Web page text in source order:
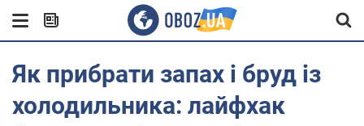
Як прибрати запах і бруд із
холодильника: лайфхак